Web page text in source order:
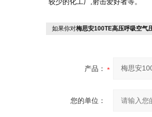
较少的化工厂,射击爱好者等。
如果你对梅思安100TE高压呼吸空气
产品：
您的单位：